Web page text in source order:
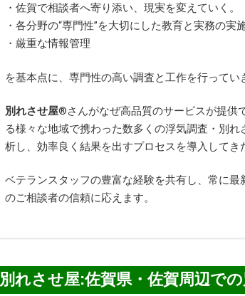
・佐賀で相談者へ寄り添い、現実を変えていく。
・各分野の“専門性”を大切にした教育と実務の実施
・厳重な情報管理
を基本点に、専門性の高い調査と工作を行ってい
別れさせ屋®さんがなぜ高品質のサービスが提供
る様々な地域で携わった数多くの浮気調査・別
析し、効率良く結果を出すプロセスを導入してき
ベテランスタッフの豊富な経験を共有し、常に
のご相談者の信頼に応えます。
別れさせ屋:佐賀県・佐賀周辺で